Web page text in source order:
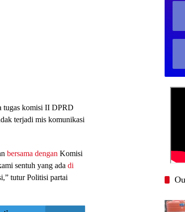
tugas komisi II DPRD
terjadi mis komunikasi
bersama dengan Komisi
sentuh yang ada di
tutur Politisi partai